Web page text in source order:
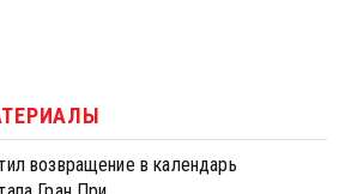
возвращение в календарь